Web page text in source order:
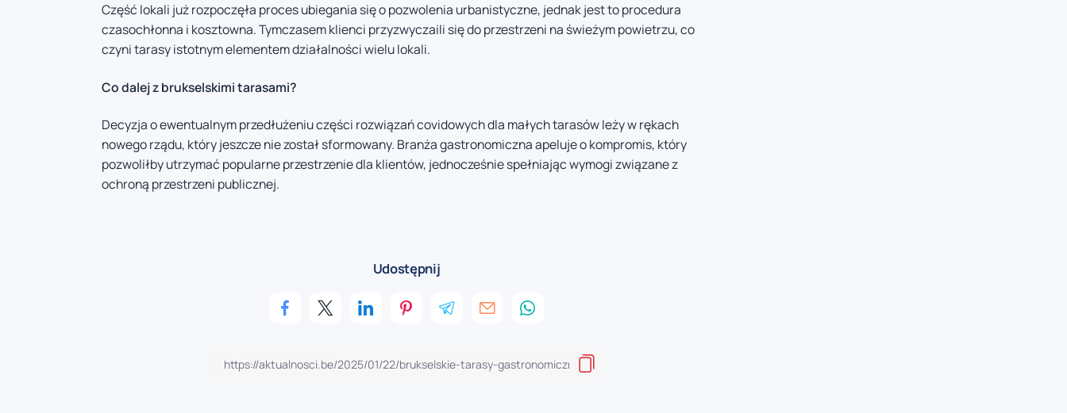
Część lokali już rozpoczęła proces ubiegania się o pozwolenia urbanistyczne, jednak jest to procedura
czasochłonna i kosztowna. Tymczasem klienci przyzwyczaili się do przestrzeni na świeżym powietrzu, co
czyni tarasy istotnym elementem działalności wielu lokali.
Co dalej z brukselskimi tarasami?
Decyzja o ewentualnym przedłużeniu części rozwiązań covidowych dla małych tarasów leży w rękach
nowego rządu, który jeszcze nie został sformowany. Branża gastronomiczna apeluje o kompromis, który
pozwoliłby utrzymać popularne przestrzenie dla klientów, jednocześnie spełniając wymogi związane z
ochroną przestrzeni publicznej.
Udostępnij